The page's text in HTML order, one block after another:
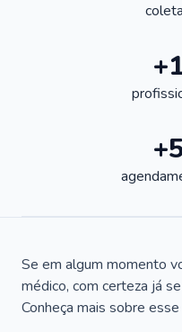
Se em algum momento
médico, com certeza já
Conheça mais sobre